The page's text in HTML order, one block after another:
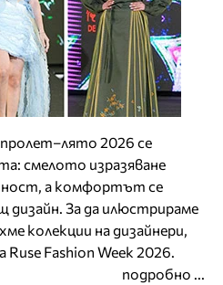
2026 се
смелото изразяване
а комфортът се
дизайн. За да илюстрираме
колекции на дизайнери,
Ruse Fashion Week 2026.
подробно ...